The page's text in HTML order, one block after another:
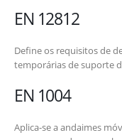
EN 12812
Define os requisitos de
temporárias de suporte
EN 1004
Aplica-se a andaimes